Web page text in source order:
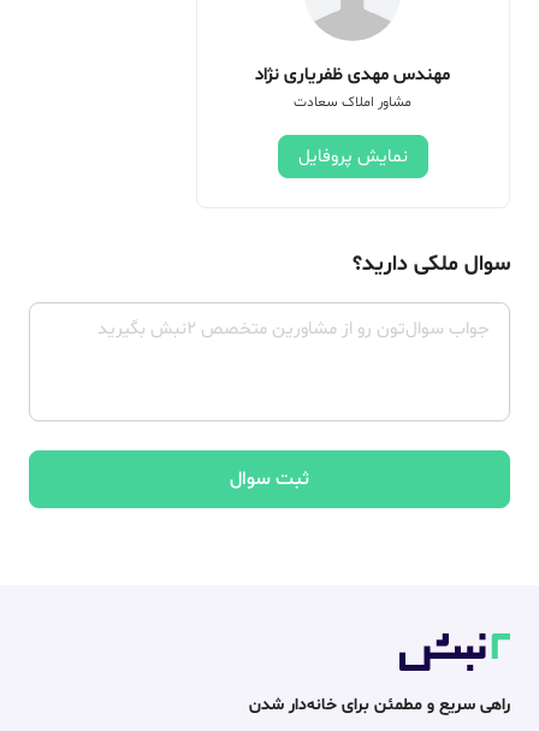
مهندس مهدی ظفریاری نژاد
مشاور املاک سعادت
نمایش پروفایل
سوال ملکی دارید؟
ثبت سوال
راهی سریع و مطمئن برای خانه‌دار شدن